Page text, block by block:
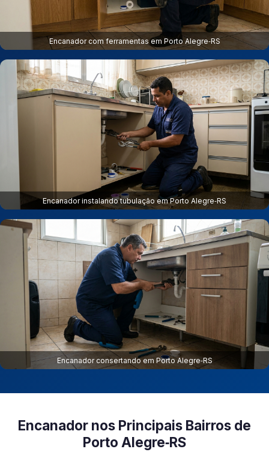
Encanador com ferramentas em Porto Alegre‑RS
Encanador instalando tubulação em Porto Alegre‑RS
Encanador consertando em Porto Alegre‑RS
Encanador nos Principais Bairros de
Porto Alegre‑RS